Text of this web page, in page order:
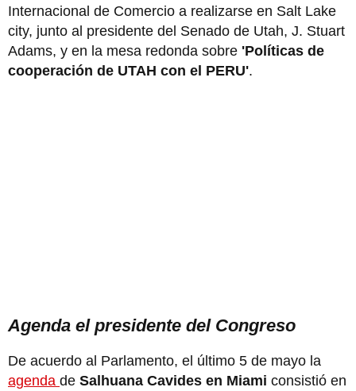
Internacional de Comercio a realizarse en Salt Lake
city, junto al presidente del Senado de Utah, J. Stuart
Adams, y en la mesa redonda sobre 'Políticas de
cooperación de UTAH con el PERU'.
Agenda el presidente del Congreso
De acuerdo al Parlamento, el último 5 de mayo la
agenda de Salhuana Cavides en Miami consistió en